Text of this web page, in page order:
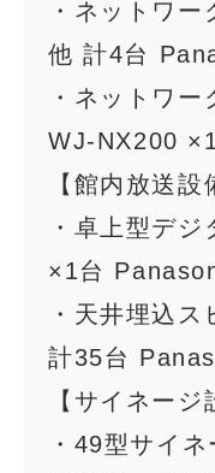
・ネットワ
他 計4台
・ネットワ
WJ-NX200
【館内放送設
・卓上型デ
×1台
・天井埋込
計35台
【サイネージ
・49型サイ